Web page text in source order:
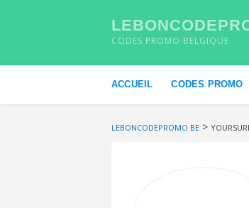
CODES PROMO BELGIQUE
ACCUEIL CODES PROMO
LEBONCODEPROMO BE >